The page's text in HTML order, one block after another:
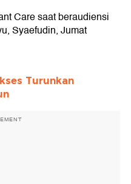
Care saat beraudiensi
Syaefudin, Jumat
Turunkan